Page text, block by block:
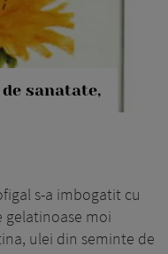
sanatate,
s-a imbogatit cu
gelatinoase moi
ulei din seminte de